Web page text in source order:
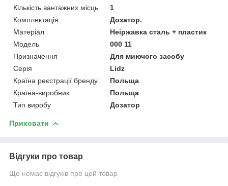
Кількість вантажних місць
1
Комплектація
Дозатор.
Матеріал
Неіржавка сталь + пластик
Мoдель
000 11
Призначення
Для миючого засобу
Серія
Lidz
Країна реєстрації бренду
Польща
Країна-виробник
Польща
Тип виробу
Дозатор
Приховати
Відгуки про товар
Ще немає відгуків про цей товар